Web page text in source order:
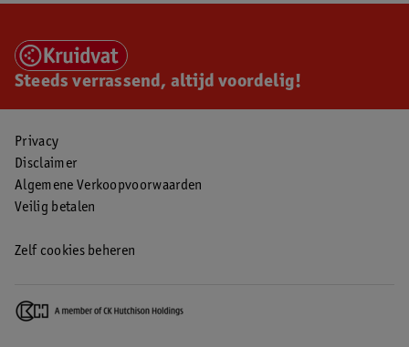
Steeds verrassend, altijd voordelig!
Privacy
Disclaimer
Algemene Verkoopvoorwaarden
Veilig betalen
Zelf cookies beheren